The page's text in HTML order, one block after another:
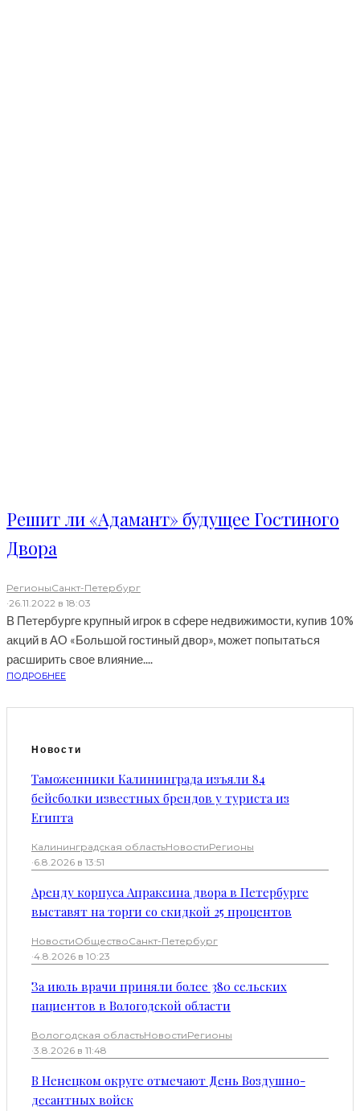
Решит ли «Адамант» будущее Гостиного
Двора
РегионыСанкт-Петербург
·26.11.2022 в 18:03
В Петербурге крупный игрок в сфере недвижимости, купив 10%
акций в АО «Большой гостиный двор», может попытаться
расширить свое влияние....
ПОДРОБНЕЕ
Новости
Таможенники Калининграда изъяли 84
бейсболки известных брендов у туриста из
Египта
Калининградская областьНовостиРегионы
·6.8.2026 в 13:51
Аренду корпуса Апраксина двора в Петербурге
выставят на торги со скидкой 25 процентов
НовостиОбществоСанкт-Петербург
·4.8.2026 в 10:23
За июль врачи приняли более 380 сельских
пациентов в Вологодской области
Вологодская областьНовостиРегионы
·3.8.2026 в 11:48
В Ненецком округе отмечают День Воздушно-
десантных войск